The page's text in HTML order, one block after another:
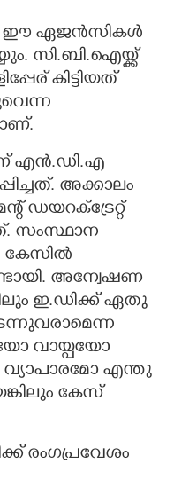
ഈ ഏജൻസികൾ
സി.ബി.ഐയ്ക്ക്
കിട്ടിയത്
എൻ.ഡി.എ
അക്കാലം
സംസ്ഥാന
കേസിൽ
അന്വേഷണ
ഇ.ഡിക്ക് ഏതു
വായ്പയോ
എന്തു
കേസ്
രംഗപ്രവേശം